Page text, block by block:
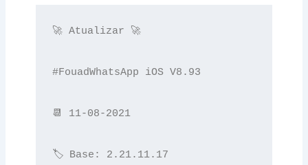
🚀 Atualizar 🚀
#FouadWhatsApp iOS V8.93
📆 11-08-2021
🏷 Base: 2.21.11.17